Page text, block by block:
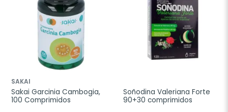
SAKAI
Sakai Garcinia Cambogia,
100 Comprimidos
Soñodina Valeriana Forte
90+30 comprimidos